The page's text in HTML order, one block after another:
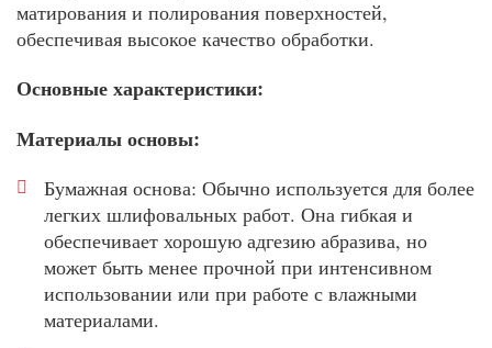
матирования и полирования поверхностей,
обеспечивая высокое качество обработки.
Основные характеристики:
Материалы основы:
Бумажная основа: Обычно используется для более
легких шлифовальных работ. Она гибкая и
обеспечивает хорошую адгезию абразива, но
может быть менее прочной при интенсивном
использовании или при работе с влажными
материалами.